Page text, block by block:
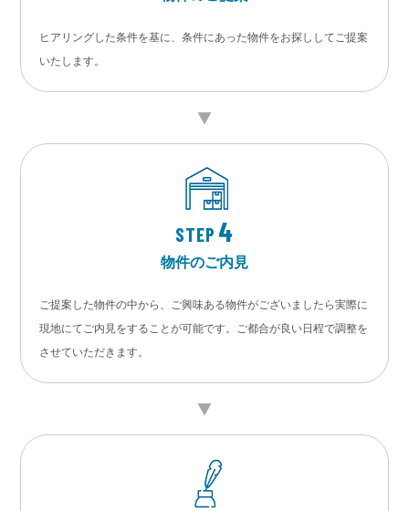
ヒアリングした条件を基に、条件にあった物件をお探ししてご提案
いたします。
STEP 4
物件のご内見
ご提案した物件の中から、ご興味ある物件がございましたら実際に
現地にてご内見をすることが可能です。ご都合が良い日程で調整を
させていただきます。